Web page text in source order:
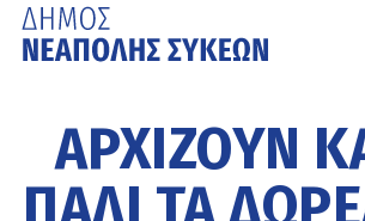
κυρίως
περιεχόμενο
ΑΡΧΊΖΟΥΝ